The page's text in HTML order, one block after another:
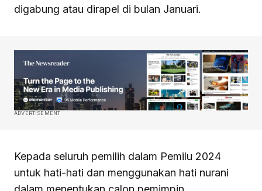
digabung atau dirapel di bulan Januari.
ADVERTISEMENT
Kepada seluruh pemilih dalam Pemilu 2024
untuk hati-hati dan menggunakan hati nurani